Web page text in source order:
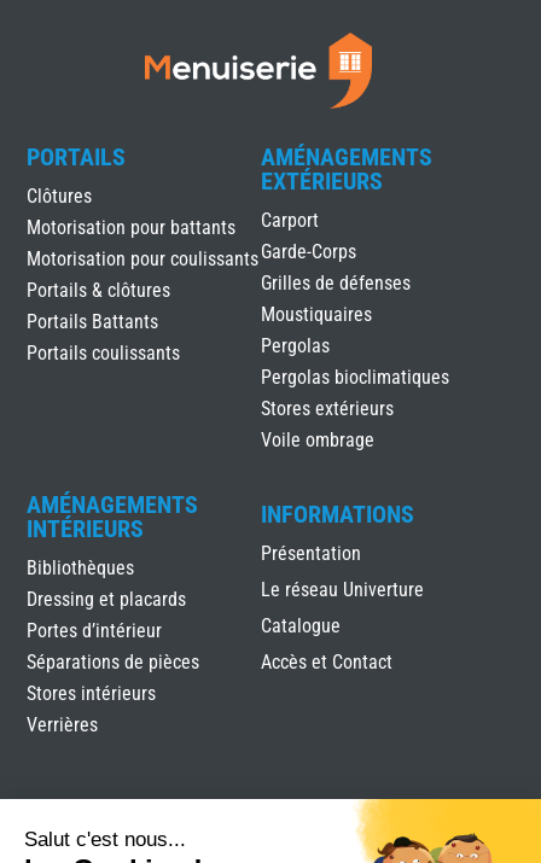
PORTAILS
Clôtures
Motorisation pour battants
Motorisation pour coulissants
Portails & clôtures
Portails Battants
Portails coulissants
AMÉNAGEMENTS
EXTÉRIEURS
Carport
Garde-Corps
Grilles de défenses
Moustiquaires
Pergolas
Pergolas bioclimatiques
Stores extérieurs
Voile ombrage
AMÉNAGEMENTS
INTÉRIEURS
Bibliothèques
Dressing et placards
Portes d’intérieur
Séparations de pièces
Stores intérieurs
Verrières
INFORMATIONS
Présentation
Le réseau Univerture
Catalogue
Accès et Contact
Salut c'est nous...